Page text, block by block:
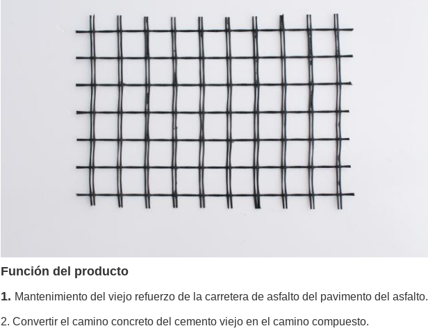
Función del producto
1. Mantenimiento del viejo refuerzo de la carretera de asfalto del pavimento del asfalto.
2. Convertir el camino concreto del cemento viejo en el camino compuesto.